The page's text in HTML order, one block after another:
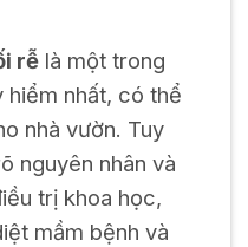
rễlà một trong
hiểm nhất, có thể
nhà vườn. Tuy
nguyên nhân và
trị khoa học,
mầm bệnh và